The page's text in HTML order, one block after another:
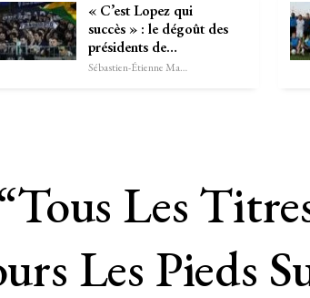
« C’est Lopez qui
succès » : le dégoût des
présidents de…
Sébastien-Étienne Marechal
Les
Les Pieds